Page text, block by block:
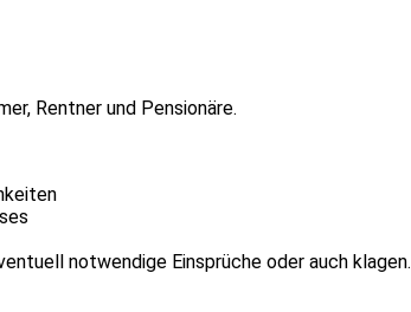
Rentner und Pensionäre.
notwendige Einsprüche oder auch klagen.